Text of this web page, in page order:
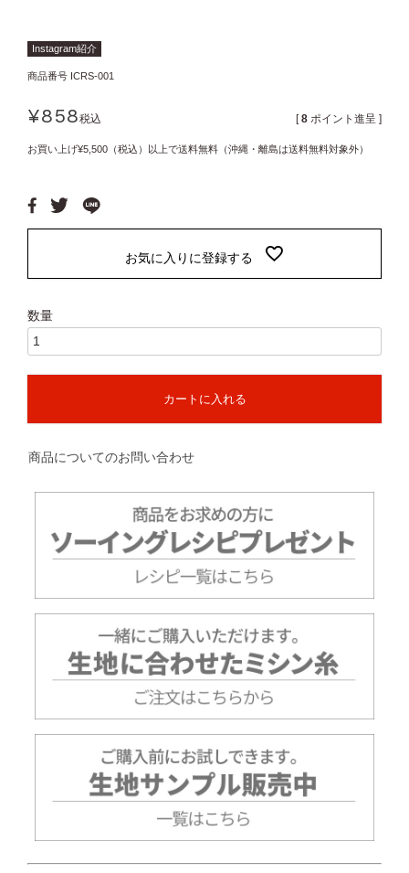
Instagram紹介
商品番号 ICRS-001
¥858税込 [ 8 ポイント進呈 ]
お買い上げ¥5,500（税込）以上で送料無料（沖縄・離島は送料無料対象外）
お気に入りに登録する
カートに入れる
商品についてのお問い合わせ